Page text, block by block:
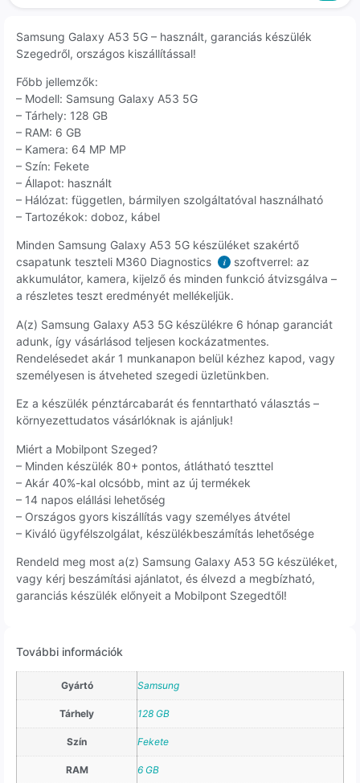
Samsung Galaxy A53 5G – használt, garanciás készülék
Szegedről, országos kiszállítással!
Főbb jellemzők:
– Modell: Samsung Galaxy A53 5G
– Tárhely: 128 GB
– RAM: 6 GB
– Kamera: 64 MP MP
– Szín: Fekete
– Állapot: használt
– Hálózat: független, bármilyen szolgáltatóval használható
– Tartozékok: doboz, kábel
Minden Samsung Galaxy A53 5G készüléket szakértő
csapatunk teszteli M360 Diagnostics
i
szoftverrel: az
akkumulátor, kamera, kijelző és minden funkció átvizsgálva –
a részletes teszt eredményét mellékeljük.
A(z) Samsung Galaxy A53 5G készülékre 6 hónap garanciát
adunk, így vásárlásod teljesen kockázatmentes.
Rendelésedet akár 1 munkanapon belül kézhez kapod, vagy
személyesen is átveheted szegedi üzletünkben.
Ez a készülék pénztárcabarát és fenntartható választás –
környezettudatos vásárlóknak is ajánljuk!
Miért a Mobilpont Szeged?
– Minden készülék 80+ pontos, átlátható teszttel
– Akár 40%-kal olcsóbb, mint az új termékek
– 14 napos elállási lehetőség
– Országos gyors kiszállítás vagy személyes átvétel
– Kiváló ügyfélszolgálat, készülékbeszámítás lehetősége
Rendeld meg most a(z) Samsung Galaxy A53 5G készüléket,
vagy kérj beszámítási ajánlatot, és élvezd a megbízható,
garanciás készülék előnyeit a Mobilpont Szegedtől!
További információk
Gyártó Samsung
Tárhely 128 GB
Szín Fekete
RAM 6 GB